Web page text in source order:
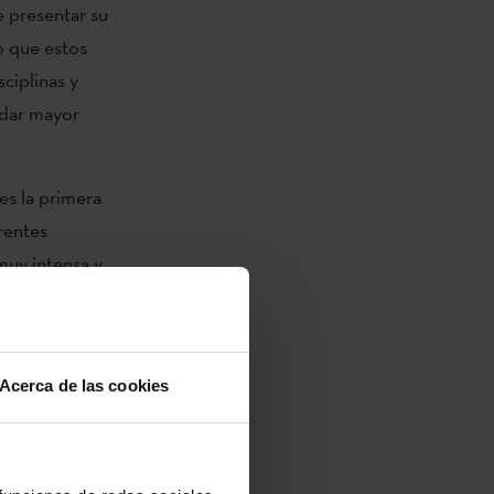
Acerca de las cookies
presentar su
que estos
y
mayor
la primera
intensa y
que el
de
aquí se